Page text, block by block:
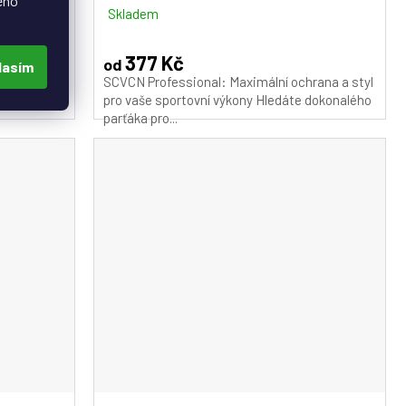
Skladem
od377 Kč
SCVCN Professional: Maximální ochrana a styl
pro vaše sportovní výkony Hledáte dokonalého
parťáka pro...